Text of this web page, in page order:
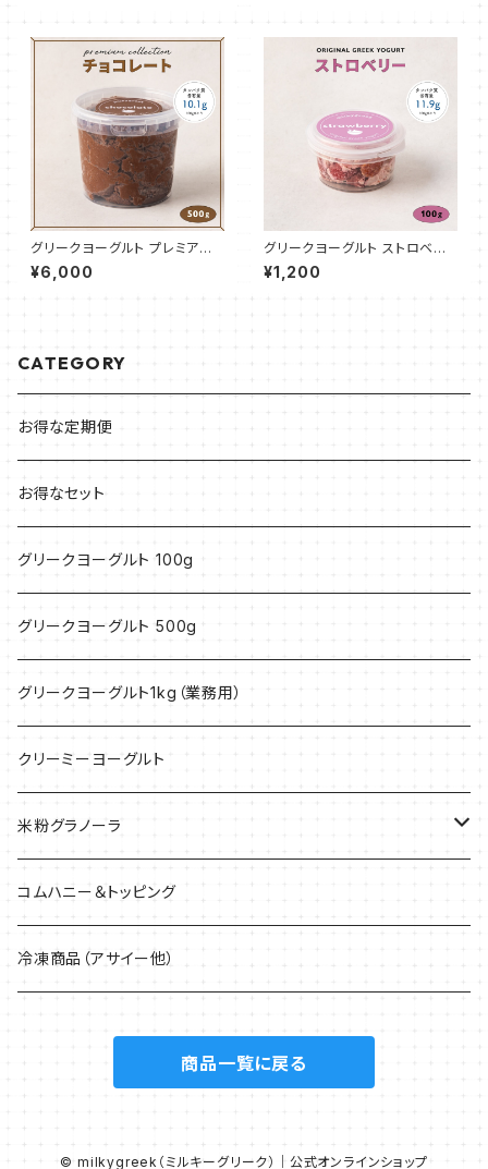
グリークヨーグルト プレミアム
チョコレート 500g
¥6,000
グリークヨーグルト ストロベリ
ー 100g
¥1,200
CATEGORY
お得な定期便
お得なセット
グリークヨーグルト 100g
グリークヨーグルト 500g
グリークヨーグルト1kg（業務用）
クリーミーヨーグルト
米粉グラノーラ
40g
200g
コムハニー＆トッピング
冷凍商品（アサイー他）
商品一覧に戻る
© milkygreek（ミルキーグリーク）｜公式オンラインショップ